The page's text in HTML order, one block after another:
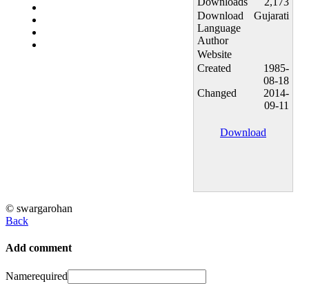
Download
Language
Gujarati
Author
Website
Created
1985-
08-18
Changed
2014-
09-11
Download
© swargarohan
Back
Add comment
Namerequired